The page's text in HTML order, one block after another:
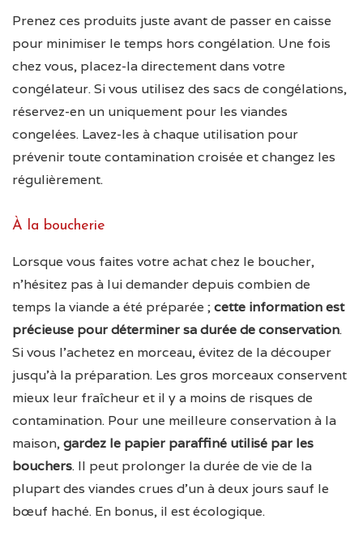
Prenez ces produits juste avant de passer en caisse
pour minimiser le temps hors congélation. Une fois
chez vous, placez-la directement dans votre
congélateur. Si vous utilisez des sacs de congélations,
réservez-en un uniquement pour les viandes
congelées. Lavez-les à chaque utilisation pour
prévenir toute contamination croisée et changez les
régulièrement.
À la boucherie
Lorsque vous faites votre achat chez le boucher,
n’hésitez pas à lui demander depuis combien de
temps la viande a été préparée ;cette information est
précieuse pour déterminer sa durée de conservation.
Si vous l’achetez en morceau, évitez de la découper
jusqu’à la préparation. Les gros morceaux conservent
mieux leur fraîcheur et il y a moins de risques de
contamination. Pour une meilleure conservation à la
maison,gardez le papier paraffiné utilisé par les
bouchers. Il peut prolonger la durée de vie de la
plupart des viandes crues d’un à deux jours sauf le
bœuf haché. En bonus, il est écologique.